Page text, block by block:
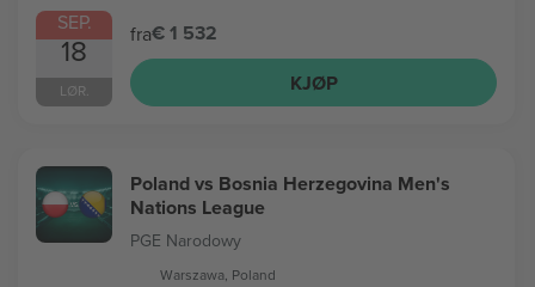
SEP.
18
LØR.
fra€ 1 532
KJØP
Poland vs Bosnia Herzegovina Men's
Nations League
PGE Narodowy
Warszawa, Poland